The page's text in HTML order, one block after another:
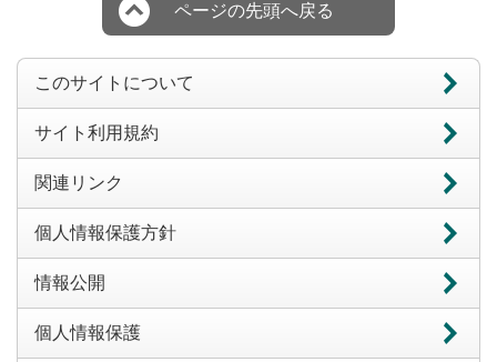
ページの先頭へ戻る
このサイトについて
サイト利用規約
関連リンク
個人情報保護方針
情報公開
個人情報保護